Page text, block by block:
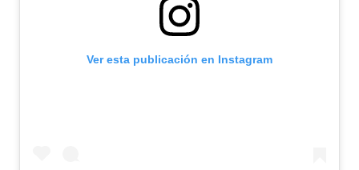
Ver esta publicación en Instagram